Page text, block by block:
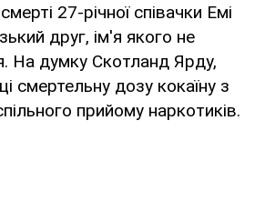
27-річної співачки Емі
друг, ім'я якого не
На думку Скотланд Ярду,
смертельну дозу кокаїну з
прийому наркотиків.